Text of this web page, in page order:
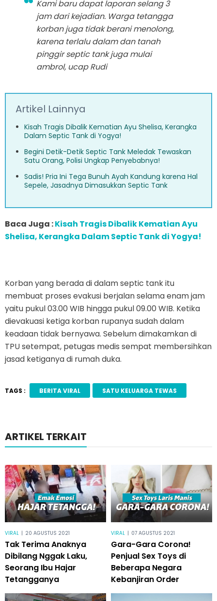
Kami baru dapat laporan selang 3
jam dari kejadian. Warga tetangga
korban juga tidak berani menolong,
karena terlalu dalam dan tanah
pinggir septic tank juga mulai
ambrol, ucap Rudi
Artikel Lainnya
Kisah Tragis Dibalik Kematian Ayu Shelisa, Kerangka
Dalam Septic Tank di Yogya!
Begini Detik-Detik Septic Tank Meledak Tewaskan
Satu Orang, Polisi Ungkap Penyebabnya!
Sadis! Pria Ini Tega Bunuh Ayah Kandung karena Hal
Sepele, Jasadnya Dimasukkan Septic Tank
Baca Juga :Kisah Tragis Dibalik Kematian Ayu
Shelisa, Kerangka Dalam Septic Tank di Yogya!
Korban yang berada di dalam septic tank itu
membuat proses evakusi berjalan selama enam jam
yaitu pukul 03.00 WIB hingga pukul 09.00 WIB. Ketika
dievakuasi ketiga korban rupanya sudah dalam
keadaan tidak bernyawa. Sebelum dimakamkan di
TPU setempat, petugas medis sempat membersihkan
jasad ketiganya di rumah duka.
TAGS : BERITA VIRAL SATU KELUARGA TEWAS
ARTIKEL TERKAIT
VIRAL | 20 AGUSTUS 2021
Tak Terima Anaknya
Dibilang Nggak Laku,
Seorang Ibu Hajar
Tetangganya
VIRAL | 07 AGUSTUS 2021
Gara-Gara Corona!
Penjual Sex Toys di
Beberapa Negara
Kebanjiran Order